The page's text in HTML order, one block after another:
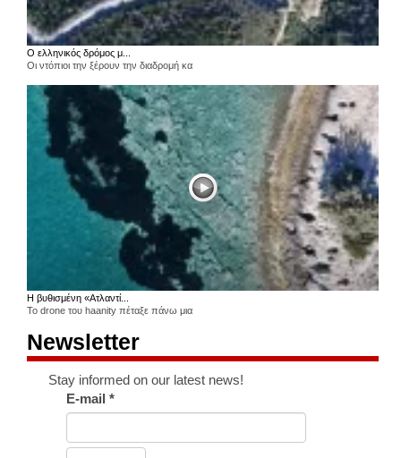
Ο ελληνικός δρόμος μ...
Οι ντόπιοι την ξέρουν την διαδρομή κα
Η βυθισμένη «Ατλαντί...
Το drone του haanity πέταξε πάνω μια
Newsletter
Stay informed on our latest news!
E-mail*